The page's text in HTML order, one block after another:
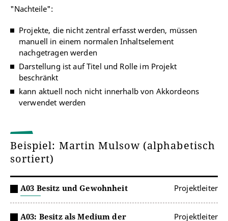
"Nachteile":
Projekte, die nicht zentral erfasst werden, müssen
manuell in einem normalen Inhaltselement
nachgetragen werden
Darstellung ist auf Titel und Rolle im Projekt
beschränkt
kann aktuell noch nicht innerhalb von Akkordeons
verwendet werden
Beispiel: Martin Mulsow (alphabetisch
sortiert)
A03 Besitz und Gewohnheit Projektleiter
A03: Besitz als Medium der
Projektleiter